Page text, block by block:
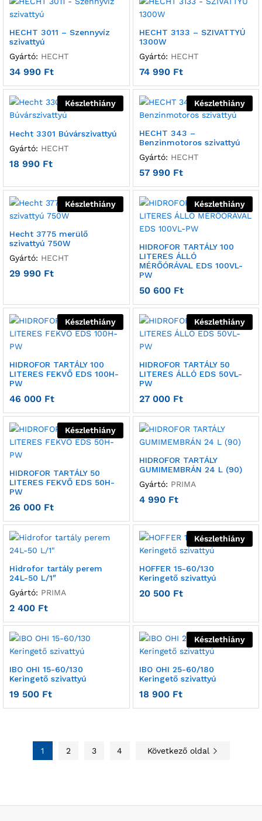
HECHT 3011 – Szennyvíz
szivattyú
Gyártó: HECHT
34 990 Ft
HECHT 3133 – SZIVATTYÚ
1300W
Gyártó: HECHT
74 990 Ft
Készlethiány
Hecht 3301 Búvárszivattyú
Gyártó: HECHT
18 990 Ft
Készlethiány
HECHT 343 –
Benzinmotoros szivattyú
Gyártó: HECHT
57 990 Ft
Készlethiány
Hecht 3775 merülő
szivattyú 750W
Gyártó: HECHT
29 990 Ft
Készlethiány
HIDROFOR TARTÁLY 100
LITERES ÁLLÓ
MÉRŐÓRÁVAL EDS 100VL-
PW
50 600 Ft
Készlethiány
HIDROFOR TARTÁLY 100
LITERES FEKVŐ EDS 100H-
PW
46 000 Ft
Készlethiány
HIDROFOR TARTÁLY 50
LITERES ÁLLÓ EDS 50VL-
PW
27 000 Ft
Készlethiány
HIDROFOR TARTÁLY 50
LITERES FEKVŐ EDS 50H-
PW
26 000 Ft
HIDROFOR TARTÁLY
GUMIMEMBRÁN 24 L (90)
Gyártó: PRIMA
4 990 Ft
Hidrofor tartály perem
24L-50 L/1″
Gyártó: PRIMA
2 400 Ft
Készlethiány
HOFFER 15-60/130
Keringető szivattyú
20 500 Ft
IBO OHI 15-60/130
Keringető szivattyú
19 500 Ft
Készlethiány
IBO OHI 25-60/180
Keringető szivattyú
18 900 Ft
1 2 3 4 Következő oldal